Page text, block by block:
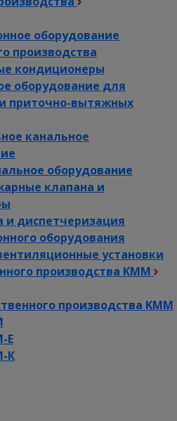
оборудование
производства
кондиционеры
оборудование для
приточно-вытяжных
канальное
оборудование
клапана и
и диспетчеризация
оборудования
установки
производства KMM
производства KMM
Е
К